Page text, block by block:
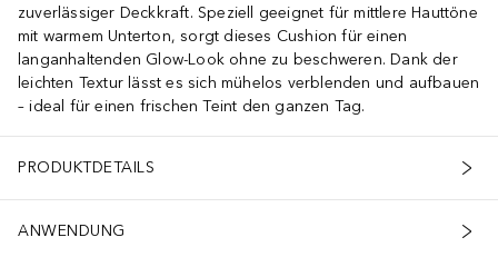
zuverlässiger Deckkraft. Speziell geeignet für mittlere Hauttöne
mit warmem Unterton, sorgt dieses Cushion für einen
langanhaltenden Glow-Look ohne zu beschweren. Dank der
leichten Textur lässt es sich mühelos verblenden und aufbauen
– ideal für einen frischen Teint den ganzen Tag.
PRODUKTDETAILS
ANWENDUNG